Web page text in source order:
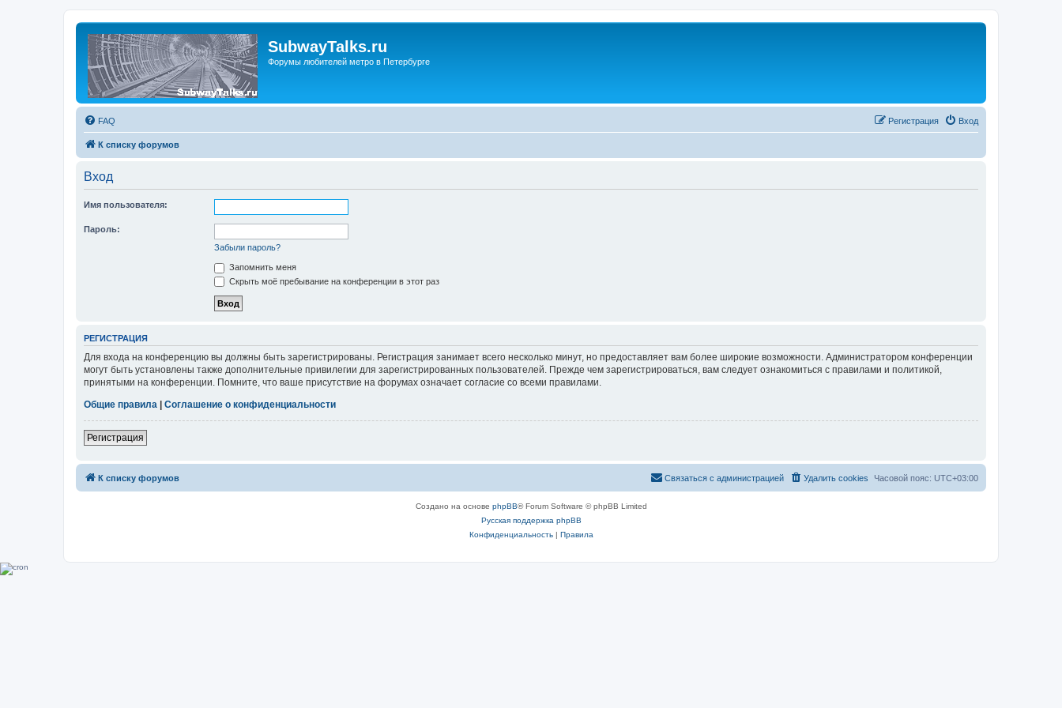
SubwayTalks.ru
Форумы любителей метро в Петербурге
FAQ Вход
Регистрация
К списку форумов
Вход
Имя пользователя:
Пароль:
Забыли пароль?
Запомнить меня
Скрыть моё пребывание на конференции в этот раз
РЕГИСТРАЦИЯ
Для входа на конференцию вы должны быть зарегистрированы. Регистрация занимает всего несколько минут, но предоставляет вам более широкие возможности. Администратором конференции
могут быть установлены также дополнительные привилегии для зарегистрированных пользователей. Прежде чем зарегистрироваться, вам следует ознакомиться с правилами и политикой,
принятыми на конференции. Помните, что ваше присутствие на форумах означает согласие со всеми правилами.
Общие правила | Соглашение о конфиденциальности
Регистрация
К списку форумов Часовой пояс: UTC+03:00
Удалить cookies
Связаться с администрацией
Создано на основе phpBB® Forum Software © phpBB Limited
Русская поддержка phpBB
Конфиденциальность| Правила